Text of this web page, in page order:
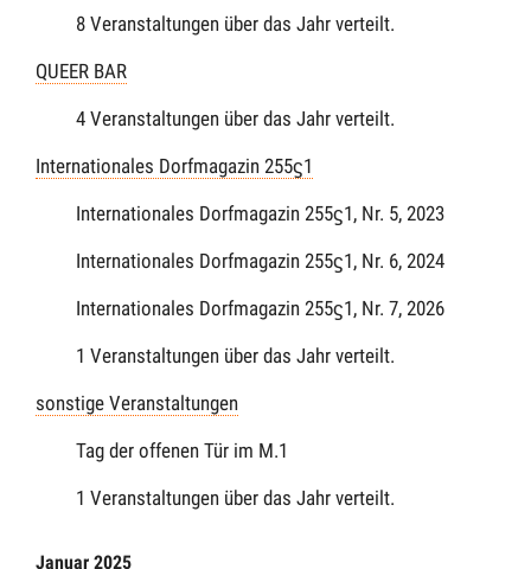
8 Veranstaltungen über das Jahr verteilt.
QUEER BAR
4 Veranstaltungen über das Jahr verteilt.
Internationales Dorfmagazin 255ϛ1
Internationales Dorfmagazin 255ϛ1, Nr. 5, 2023
Internationales Dorfmagazin 255ϛ1, Nr. 6, 2024
Internationales Dorfmagazin 255ϛ1, Nr. 7, 2026
1 Veranstaltungen über das Jahr verteilt.
sonstige Veranstaltungen
Tag der offenen Tür im M.1
1 Veranstaltungen über das Jahr verteilt.
Januar 2025